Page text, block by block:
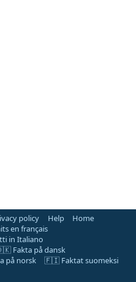
policy Help
Home
en français
in Italiano
Fakta på dansk
på norsk
🇫🇮 Faktat suomeksi